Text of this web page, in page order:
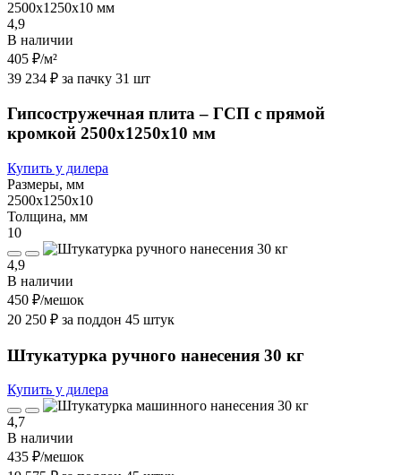
4,9
В наличии
405 ₽/м²
39 234 ₽ за пачку 31 шт
Гипсостружечная плита – ГСП с прямой
кромкой 2500х1250х10 мм
Купить у дилера
Размеры, мм
2500х1250х10
Толщина, мм
10
4,9
В наличии
450 ₽/мешок
20 250 ₽ за поддон 45 штук
Штукатурка ручного нанесения 30 кг
Купить у дилера
4,7
В наличии
435 ₽/мешок